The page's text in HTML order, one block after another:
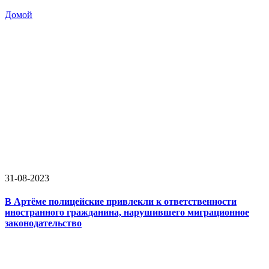
Домой
31-08-2023
В Артёме полицейские привлекли к ответственности
иностранного гражданина, нарушившего миграционное
законодательство